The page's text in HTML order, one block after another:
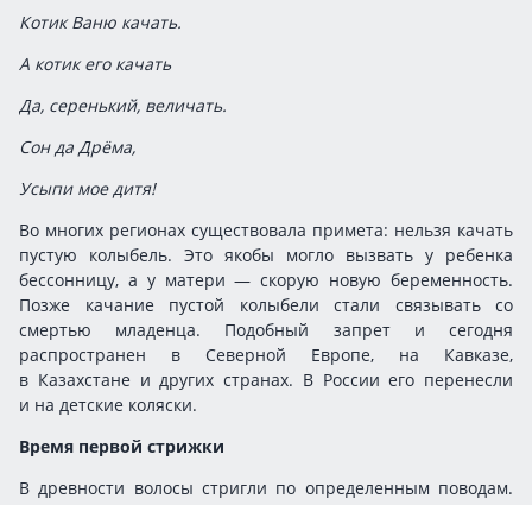
Котик Ваню качать.
А котик его качать
Да, серенький, величать.
Сон да Дрёма,
Усыпи мое дитя!
Во многих регионах существовала примета: нельзя качать
пустую колыбель. Это якобы могло вызвать у ребенка
бессонницу, а у матери — скорую новую беременность.
Позже качание пустой колыбели стали связывать со
смертью младенца. Подобный запрет и сегодня
распространен в Северной Европе, на Кавказе,
в Казахстане и других странах. В России его перенесли
и на детские коляски.
Время первой стрижки
В древности волосы стригли по определенным поводам.